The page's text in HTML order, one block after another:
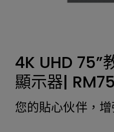
4K UHD 75”
顯示器|
您的貼心伙伴，